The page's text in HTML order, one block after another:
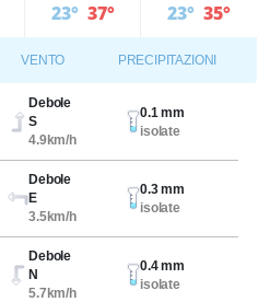
23° 37° 23° 35°
VENTO PRECIPITAZIONI
Debole
S
4.9km/h
0.1 mm
isolate
Debole
E
3.5km/h
0.3 mm
isolate
Debole
N
5.7km/h
0.4 mm
isolate